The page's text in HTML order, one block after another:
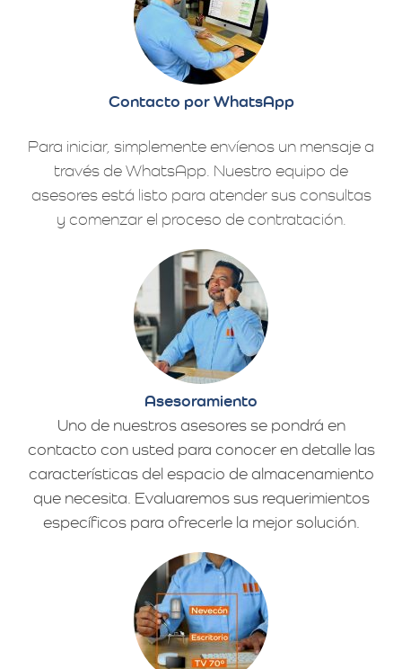
Contacto por WhatsApp
Para iniciar, simplemente envíenos un mensaje a
través de WhatsApp. Nuestro equipo de
asesores está listo para atender sus consultas
y comenzar el proceso de contratación.
Asesoramiento
Uno de nuestros asesores se pondrá en
contacto con usted para conocer en detalle las
características del espacio de almacenamiento
que necesita. Evaluaremos sus requerimientos
específicos para ofrecerle la mejor solución.